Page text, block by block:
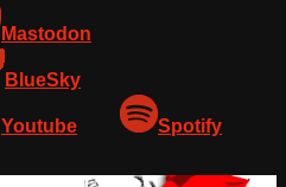
Mastodon
BlueSky
Youtube Spotify